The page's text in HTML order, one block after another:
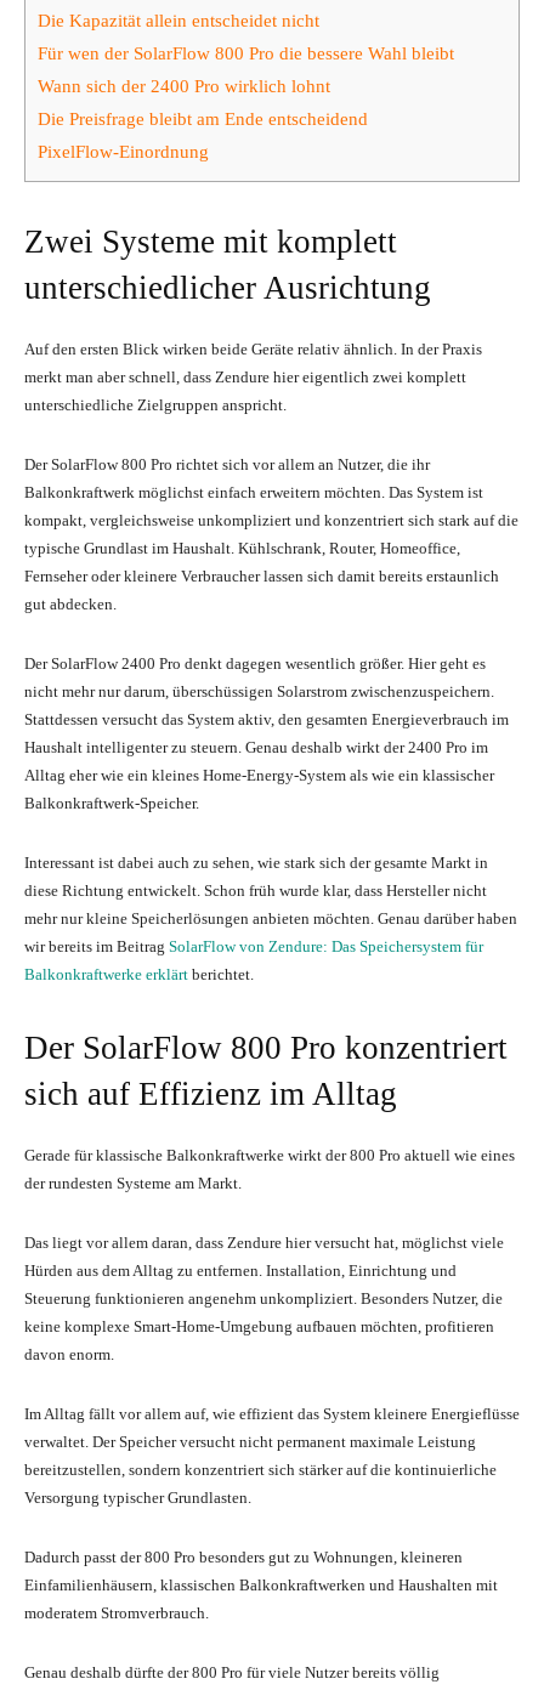
Die Kapazität allein entscheidet nicht
Für wen der SolarFlow 800 Pro die bessere Wahl bleibt
Wann sich der 2400 Pro wirklich lohnt
Die Preisfrage bleibt am Ende entscheidend
PixelFlow-Einordnung
Zwei Systeme mit komplett
unterschiedlicher Ausrichtung
Auf den ersten Blick wirken beide Geräte relativ ähnlich. In der Praxis
merkt man aber schnell, dass Zendure hier eigentlich zwei komplett
unterschiedliche Zielgruppen anspricht.
Der SolarFlow 800 Pro richtet sich vor allem an Nutzer, die ihr
Balkonkraftwerk möglichst einfach erweitern möchten. Das System ist
kompakt, vergleichsweise unkompliziert und konzentriert sich stark auf die
typische Grundlast im Haushalt. Kühlschrank, Router, Homeoffice,
Fernseher oder kleinere Verbraucher lassen sich damit bereits erstaunlich
gut abdecken.
Der SolarFlow 2400 Pro denkt dagegen wesentlich größer. Hier geht es
nicht mehr nur darum, überschüssigen Solarstrom zwischenzuspeichern.
Stattdessen versucht das System aktiv, den gesamten Energieverbrauch im
Haushalt intelligenter zu steuern. Genau deshalb wirkt der 2400 Pro im
Alltag eher wie ein kleines Home-Energy-System als wie ein klassischer
Balkonkraftwerk-Speicher.
Interessant ist dabei auch zu sehen, wie stark sich der gesamte Markt in
diese Richtung entwickelt. Schon früh wurde klar, dass Hersteller nicht
mehr nur kleine Speicherlösungen anbieten möchten. Genau darüber haben
wir bereits im Beitrag SolarFlow von Zendure: Das Speichersystem für
Balkonkraftwerke erklärt berichtet.
Der SolarFlow 800 Pro konzentriert
sich auf Effizienz im Alltag
Gerade für klassische Balkonkraftwerke wirkt der 800 Pro aktuell wie eines
der rundesten Systeme am Markt.
Das liegt vor allem daran, dass Zendure hier versucht hat, möglichst viele
Hürden aus dem Alltag zu entfernen. Installation, Einrichtung und
Steuerung funktionieren angenehm unkompliziert. Besonders Nutzer, die
keine komplexe Smart-Home-Umgebung aufbauen möchten, profitieren
davon enorm.
Im Alltag fällt vor allem auf, wie effizient das System kleinere Energieflüsse
verwaltet. Der Speicher versucht nicht permanent maximale Leistung
bereitzustellen, sondern konzentriert sich stärker auf die kontinuierliche
Versorgung typischer Grundlasten.
Dadurch passt der 800 Pro besonders gut zu Wohnungen, kleineren
Einfamilienhäusern, klassischen Balkonkraftwerken und Haushalten mit
moderatem Stromverbrauch.
Genau deshalb dürfte der 800 Pro für viele Nutzer bereits völlig